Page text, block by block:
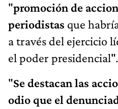
"promoción de
periodistas que
a través del ejercicio
el poder presidencial".
"Se destacan las
odio que el